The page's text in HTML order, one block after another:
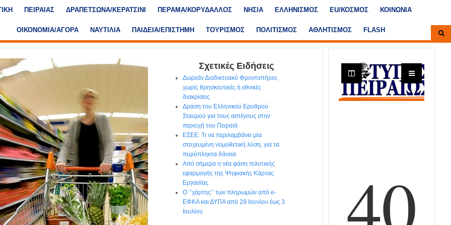
ΠΕΙΡΑΙΑΣ ΔΡΑΠΕΤΣΩΝΑ/ΚΕΡΑΤΣΙΝΙ ΠΕΡΑΜΑ/ΚΟΡΥΔΑΛΛΟΣ ΝΗΣΙΑ ΕΛΛΗΝΙΣΜΟΣ ΕU/ΚΟΣΜΟΣ ΚΟΙΝΩΝΙΑ
ΟΙΚΟΝΟΜΙΑ/ΑΓΟΡΑ ΝΑΥΤΙΛΙΑ ΠΑΙΔΕΙΑ/ΕΠΙΣΤΗΜΗ ΤΟΥΡΙΣΜΟΣ ΠΟΛΙΤΙΣΜΟΣ ΑΘΛΗΤΙΣΜΟΣ FLASH
Σχετικές Ειδήσεις
Δωρεάν Διαδικτυακό Φροντιστήριο,
χωρίς θρησκευτικές ή εθνικές
διακρίσεις
Δράση του Ελληνικού Ερυθρού
Σταυρού για τους αστέγους στην
περιοχή του Πειραιά
ΕΣΕΕ: Τι να περιλαμβάνει μία
στοχευμένη νομοθετική λύση, για τα
πυρόπληκτα δάνεια
Από σήμερα η νέα φάση πιλοτικής
εφαρμογής της Ψηφιακής Κάρτας
Εργασίας
Ο ‘’χάρτης’’ των πληρωμών από e-
ΕΦΚΑ και ΔΥΠΑ από 29 Ιουνίου έως 3
Ιουλίου